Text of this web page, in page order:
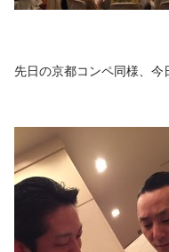
先日の京都コンペ同様、今